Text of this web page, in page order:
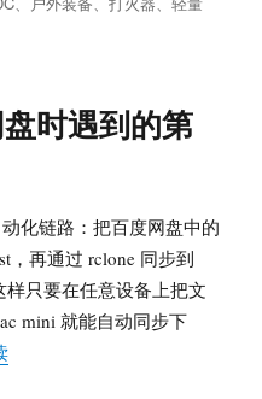
时遇到的第
化链路：把百度网盘中的
，再通过 rclone 同步到
只要在任意设备上把文
mini 就能自动同步下
“AList 挂载百度网盘时遇到的